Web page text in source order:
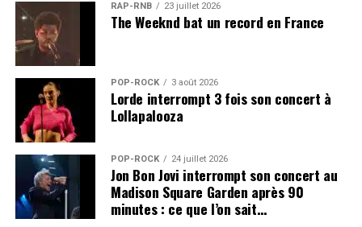
RAP-RNB 23 juillet 2026
The Weeknd bat un record en France
POP-ROCK 3 août 2026
Lorde interrompt 3 fois son concert à
Lollapalooza
POP-ROCK 24 juillet 2026
Jon Bon Jovi interrompt son concert au
Madison Square Garden après 90
minutes : ce que l’on sait…